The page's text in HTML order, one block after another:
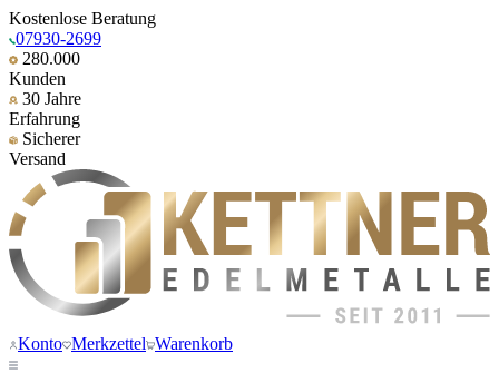
Kostenlose Beratung
07930-2699
280.000
Kunden
30 Jahre
Erfahrung
Sicherer
Versand
Konto Merkzettel Warenkorb